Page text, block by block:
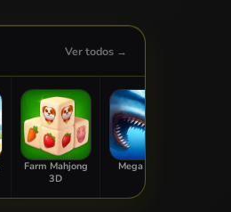
Ver todos →
Farm Mahjong
3D
Mega Shark